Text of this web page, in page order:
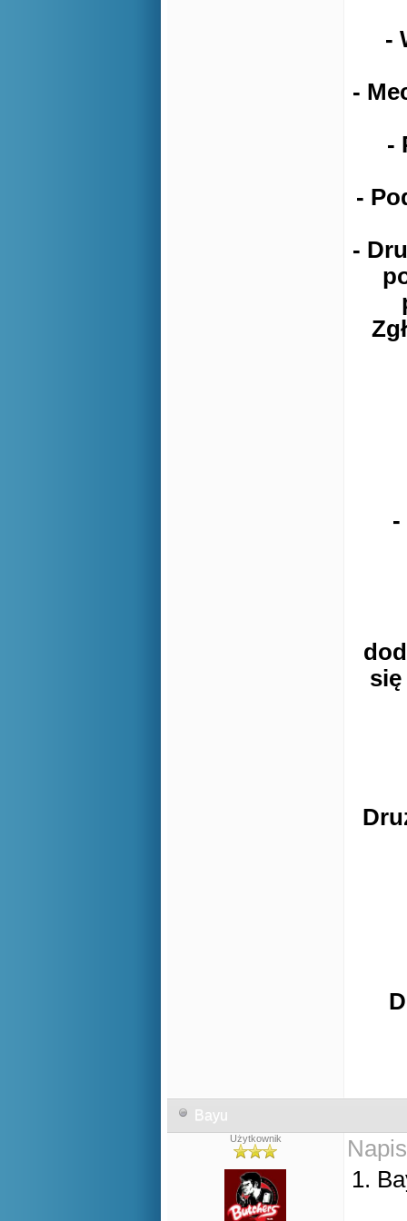
-
-
-
-
-
-
Bayu
Użytkownik
1.